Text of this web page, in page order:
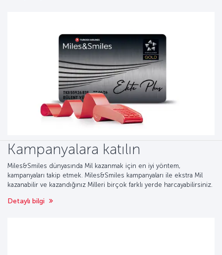
Kampanyalara katılın
Miles&Smiles dünyasında Mil kazanmak için en iyi yöntem,
kampanyaları takip etmek. Miles&Smiles kampanyaları ile ekstra Mil
kazanabilir ve kazandığınız Milleri birçok farklı yerde harcayabilirsiniz.
Detaylı bilgi